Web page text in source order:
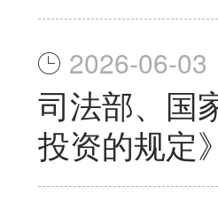
2026-06-03
司法部、国
投资的规定